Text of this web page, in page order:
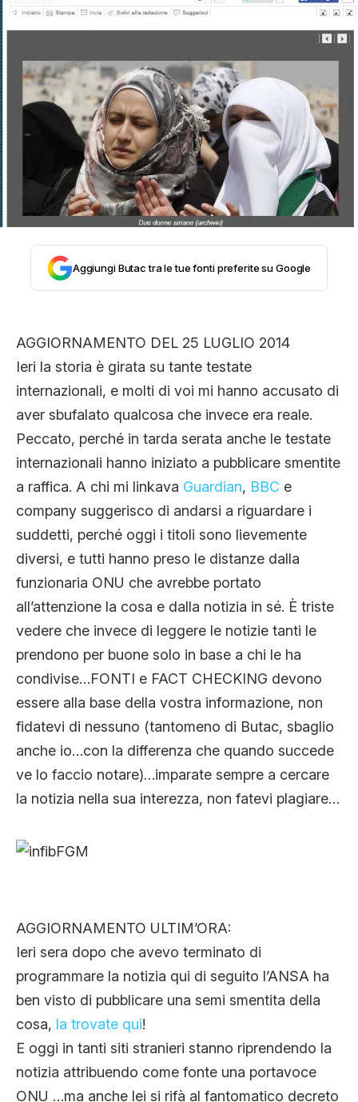
COMPLOTTI, LEGGENDE URBANE ED
EVERGREEN
EDITORIALI
TRUFFE E SOCIAL NETWORK
CLIMA ED ENERGIA
CHI SIAMO
Aggiungi Butac tra le tue fonti preferite su Google
AGGIORNAMENTO DEL 25 LUGLIO 2014
Ieri la storia è girata su tante testate
internazionali, e molti di voi mi hanno accusato di
aver sbufalato qualcosa che invece era reale.
Peccato, perché in tarda serata anche le testate
internazionali hanno iniziato a pubblicare smentite
a raffica. A chi mi linkava Guardian, BBC e
company suggerisco di andarsi a riguardare i
suddetti, perché oggi i titoli sono lievemente
diversi, e tutti hanno preso le distanze dalla
funzionaria ONU che avrebbe portato
all’attenzione la cosa e dalla notizia in sé. È triste
vedere che invece di leggere le notizie tanti le
prendono per buone solo in base a chi le ha
condivise…FONTI e FACT CHECKING devono
essere alla base della vostra informazione, non
fidatevi di nessuno (tantomeno di Butac, sbaglio
anche io…con la differenza che quando succede
ve lo faccio notare)…imparate sempre a cercare
la notizia nella sua interezza, non fatevi plagiare…
AGGIORNAMENTO ULTIM’ORA:
Ieri sera dopo che avevo terminato di
programmare la notizia qui di seguito l’ANSA ha
ben visto di pubblicare una semi smentita della
cosa, la trovate qui!
E oggi in tanti siti stranieri stanno riprendendo la
notizia attribuendo come fonte una portavoce
ONU …ma anche lei si rifà al fantomatico decreto